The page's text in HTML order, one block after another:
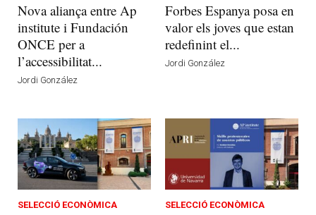
Nova aliança entre Ap
institute i Fundación
ONCE per a
l’accessibilitat...
Jordi González
Forbes Espanya posa en
valor els joves que estan
redefinint el...
Jordi González
SELECCIÓ ECONÒMICA SELECCIÓ ECONÒMICA